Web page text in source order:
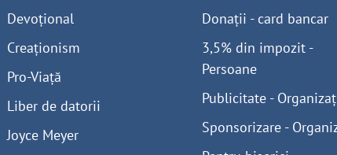
Devoțional
Creaționism
Pro-Viață
Liber de datorii
Joyce Meyer
Donații - card bancar
3,5% din impozit -
Persoane
Publicitate -
Sponsorizare -